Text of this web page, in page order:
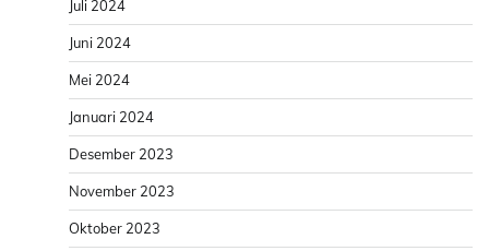
Juli 2024
Juni 2024
Mei 2024
Januari 2024
Desember 2023
November 2023
Oktober 2023